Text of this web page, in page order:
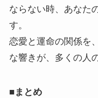
ならない時、あなた
す。
恋愛と運命の関係を
な響きが、多くの人
■まとめ